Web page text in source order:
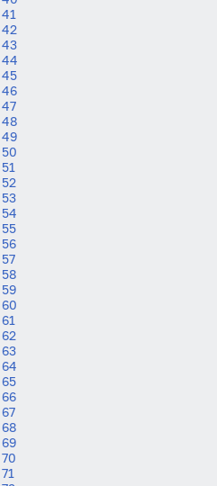
41
42
43
44
45
46
47
48
49
50
51
52
53
54
55
56
57
58
59
60
61
62
63
64
65
66
67
68
69
70
71